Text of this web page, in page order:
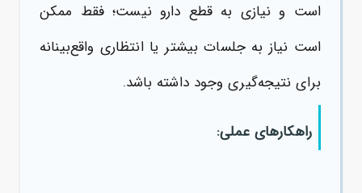
است و نیازی به قطع دارو نیست؛ فقط ممکن
است نیاز به جلسات بیشتر یا انتظاری واقع‌بینانه
برای نتیجه‌گیری وجود داشته باشد.
راهکارهای عملی: